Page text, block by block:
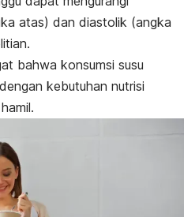
atas) dan diastolik (angka
bahwa konsumsi susu
kebutuhan nutrisi